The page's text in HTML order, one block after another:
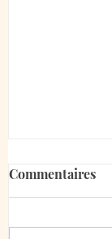
Commentaires